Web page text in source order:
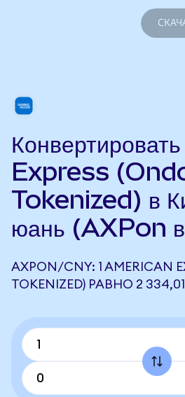
Express
Tokenized) в
юань (AXPon
AXPON/CNY: 1 AMERICAN
TOKENIZED) РАВНО 2